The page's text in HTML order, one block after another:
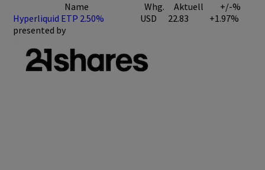
Name
Whg. Aktuell
+/-%
Hyperliquid ETP 2.50%
USD 22.83
+1.97%
presented by